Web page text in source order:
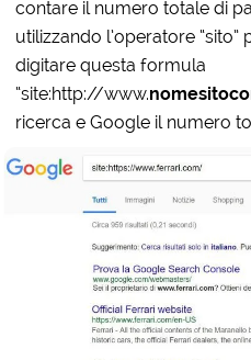
contare il numero totale di
utilizzando l’operatore
digitare questa formula
“site:http://www.
ricerca e Google il numero